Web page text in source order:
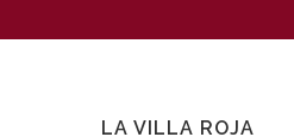
LA VILLA ROJA